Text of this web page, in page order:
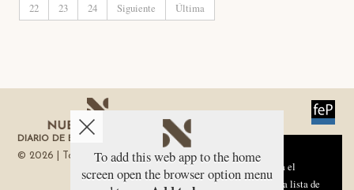
22
23 24 Siguiente Última
DIARIO DE ECONOMÍA DE LA REGIÓN DE MURCIA
© 2026 | Todos los derechos reservados
To add this web app to the home
screen open the browser option menu
Aviso sobre el Uso de cookies:
Utilizamos cookies nuestras y de terceros para el
funcionamiento del digital. Puedes consultar la lista de